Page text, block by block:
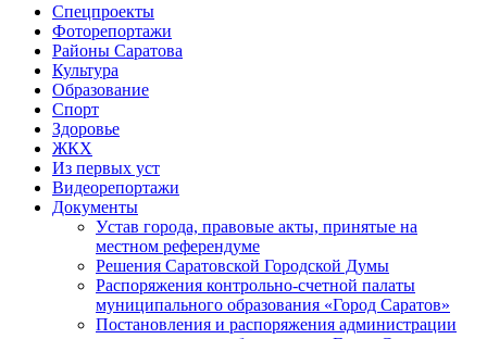
Спецпроекты
Фоторепортажи
Районы Саратова
Культура
Образование
Спорт
Здоровье
ЖКХ
Из пеpвых уст
Видеорепортажи
Документы
Уcтав города, правовые акты, принятые на
местном референдуме
Решения Саратовской Городской Думы
Распоряжения контрольно-счетной палаты
муниципального образования «Город Саратов»
Постановления и распоряжения администрации